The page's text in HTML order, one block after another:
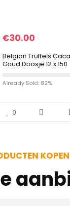
€30.00
Belgian Truffels
Goud Doosje 12 x 150
Already Sold: 82%
0
KOPEN